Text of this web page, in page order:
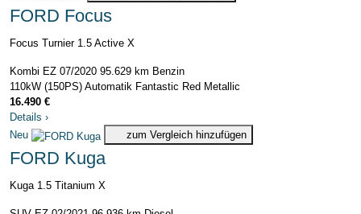
FORD Focus
Focus Turnier 1.5 Active X
Kombi EZ 07/2020 95.629 km Benzin
110kW (150PS) Automatik Fantastic Red Metallic
16.490 €
Details ›
Neu
zum Vergleich hinzufügen
FORD Kuga
Kuga 1.5 Titanium X